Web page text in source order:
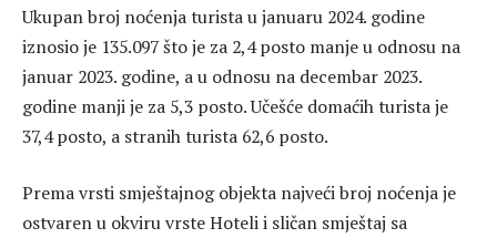
Ukupan broj noćenja turista u januaru 2024. godine
iznosio je 135.097 što je za 2,4 posto manje u odnosu na
januar 2023. godine, a u odnosu na decembar 2023.
godine manji je za 5,3 posto. Učešće domaćih turista je
37,4 posto, a stranih turista 62,6 posto.
Prema vrsti smještajnog objekta najveći broj noćenja je
ostvaren u okviru vrste Hoteli i sličan smještaj sa